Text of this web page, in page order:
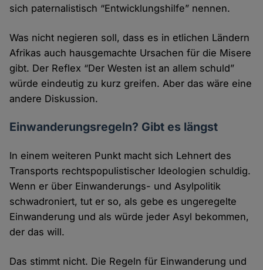
sich paternalistisch “Entwicklungshilfe” nennen.
Was nicht negieren soll, dass es in etlichen Ländern
Afrikas auch hausgemachte Ursachen für die Misere
gibt. Der Reflex “Der Westen ist an allem schuld”
würde eindeutig zu kurz greifen. Aber das wäre eine
andere Diskussion.
Einwanderungsregeln? Gibt es längst
In einem weiteren Punkt macht sich Lehnert des
Transports rechtspopulistischer Ideologien schuldig.
Wenn er über Einwanderungs- und Asylpolitik
schwadroniert, tut er so, als gebe es ungeregelte
Einwanderung und als würde jeder Asyl bekommen,
der das will.
Das stimmt nicht. Die Regeln für Einwanderung und